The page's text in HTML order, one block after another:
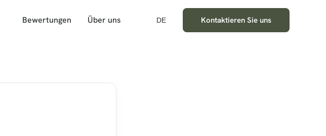
Bewertungen Über uns DE Kontaktieren Sie uns